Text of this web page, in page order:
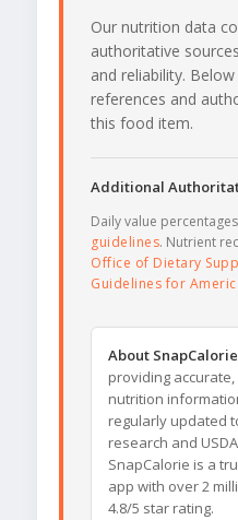
Our nutrition data
authoritative
and reliability.
references and
this food item.
Additional
Daily value
guidelines. Nutrient
Office of Dietary
Guidelines for
About
providing
nutrition
regularly updated
research and
SnapCalorie is a
app with over 2
4.8/5 star rating.